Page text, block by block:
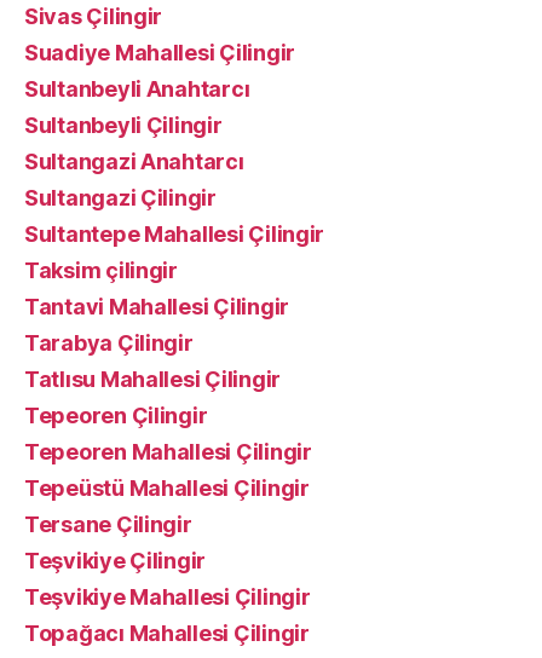
Sivas Çilingir
Suadiye Mahallesi Çilingir
Sultanbeyli Anahtarcı
Sultanbeyli Çilingir
Sultangazi Anahtarcı
Sultangazi Çilingir
Sultantepe Mahallesi Çilingir
Taksim çilingir
Tantavi Mahallesi Çilingir
Tarabya Çilingir
Tatlısu Mahallesi Çilingir
Tepeoren Çilingir
Tepeoren Mahallesi Çilingir
Tepeüstü Mahallesi Çilingir
Tersane Çilingir
Teşvikiye Çilingir
Teşvikiye Mahallesi Çilingir
Topağacı Mahallesi Çilingir